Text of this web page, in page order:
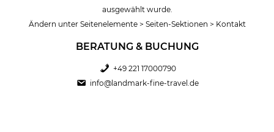
ausgewählt wurde.
Ändern unter Seitenelemente > Seiten-Sektionen > Kontakt
BERATUNG & BUCHUNG
+49 221 17000790
info@landmark-fine-travel.de